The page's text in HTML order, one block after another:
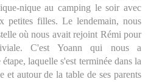
nique au camping le soir avec
petites filles. Le lendemain, nous
où nous avait rejoint Rémi pour
C'est Yoann qui nous a
laquelle s'est terminée dans la
et autour de la table de ses parents